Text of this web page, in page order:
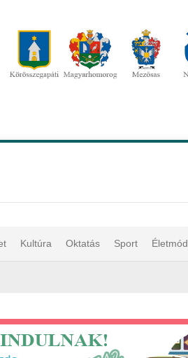
Kultúra Oktatás Sport Életmód